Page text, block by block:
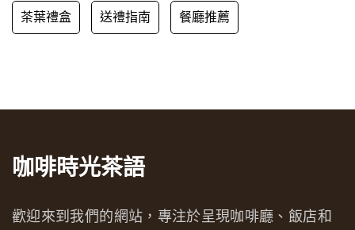
茶葉禮盒 送禮指南 餐廳推薦
咖啡時光茶語
歡迎來到我們的網站，專注於呈現咖啡廳、飯店和